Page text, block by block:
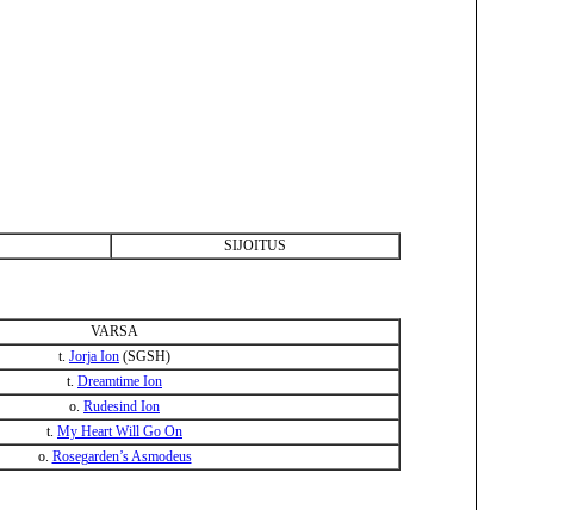
SIJOITUS
VARSA
t. Jorja Ion (SGSH)
t. Dreamtime Ion
o. Rudesind Ion
t. My Heart Will Go On
o. Rosegarden’s Asmodeus